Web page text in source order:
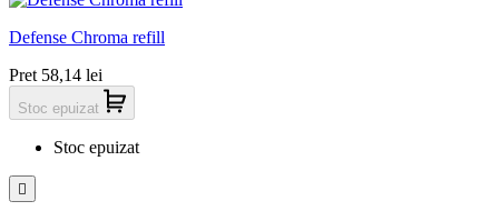
Defense Chroma refill
Pret 58,14 lei
Stoc epuizat
Stoc epuizat
